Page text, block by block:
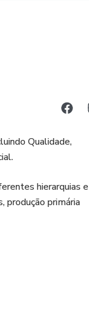
Qualidade,
hierarquias e
produção primária